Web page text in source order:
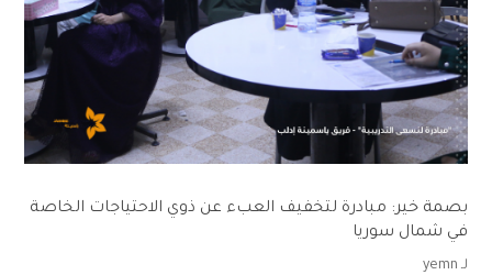
بصمة خير: مبادرة لتخفيف العبء عن ذوي الاحتياجات الخاصة
في شمال سوريا
لـ yemn